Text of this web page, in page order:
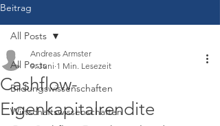
Beitrag
All Posts
Bildungswissenschaften
Wirtschaftswissenschaften
All Posts
Cashflow-
Eigenkapitalrendite
Andreas Armster
9. Juni 1 Min. Lesezeit